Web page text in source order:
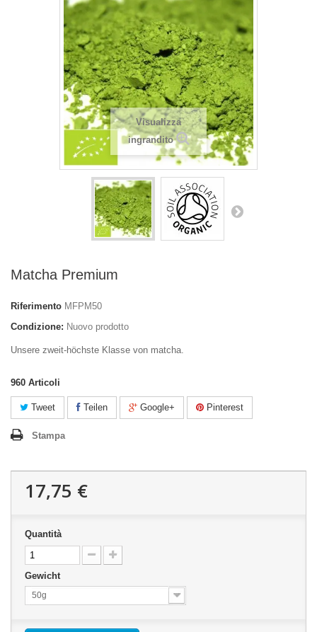
Visualizza
ingrandito
Matcha Premium
Riferimento MFPM50
Condizione: Nuovo prodotto
Unsere zweit-höchste Klasse von matcha.
960 Articoli
Tweet Teilen Google+ Pinterest
Stampa
17,75 €
Quantità
Gewicht
50g